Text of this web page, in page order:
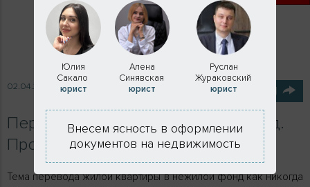
Перевод квартиры в нежилой фонд.
Процедура оформления
02.04.2021 ПОДЕЛИТЬСЯ
Тема перевода жилой квартиры в нежилой фонд как никогда
Юлия
Сакало
юрист
Алена
Синявская
юрист
Руслан
Жураковский
юрист
Внесем ясность в оформлении
документов на недвижимость